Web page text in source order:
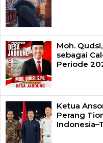
Moh.
sebagai
Periode
Ketua
Perang